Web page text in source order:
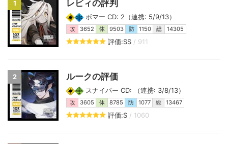
1 レビィの評判
ボマー CD: 2（連携: 5/9/13）
攻 3652 体 9503 防 1150 総 14305
評価:SS / 911
2 ルークの評価
スナイパー CD: （連携: 3/8/13）
攻 3605 体 8785 防 1077 総 13467
評価:S / 1060